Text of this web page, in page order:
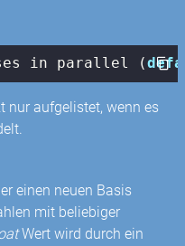
in parallel (
nur aufgelistet, wenn es
einen neuen Basis
mit beliebiger
Wert wird durch ein